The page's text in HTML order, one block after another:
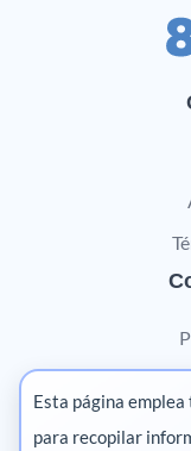
Esta página
para recopilar